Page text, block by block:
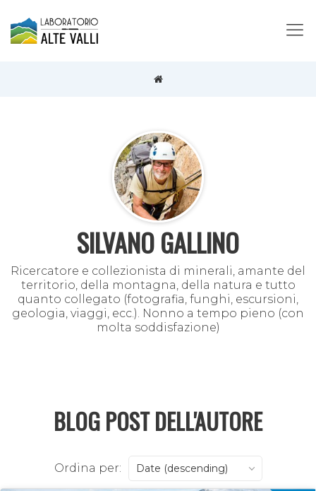
SILVANO GALLINO
Ricercatore e collezionista di minerali, amante del
territorio, della montagna, della natura e tutto
quanto collegato (fotografia, funghi, escursioni,
geologia, viaggi, ecc.). Nonno a tempo pieno (con
molta soddisfazione)
BLOG POST DELL'AUTORE
Ordina per: Date (descending)